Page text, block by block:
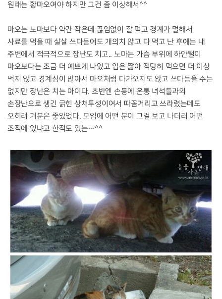
원래는 황마오여야 하지만 그건 좀 이상해서^^
마오는 노마보다 약간 작은데 끊임없이 잘 먹고 경계가 덜해서
사료를 먹을 때 살살 쓰다듬어도 개의치 않고 다 먹고 난 후에는 내
주변에서 적극적으로 장난도 치고.. 노마는 가슴 부위에 하얀털이
마오보다는 조금 더 예쁘게 나있고 입은 짧아 적당히 먹으면 더 이상
먹지 않고 경계심이 많아서 마오처럼 다가오지도 않고 쓰다듬을 수는
없지만 장난은 치는 아이다. 초반엔 손등에 온통 녀석들과의
손장난으로 생긴 긁힌 상처투성이여서 따꼼거리고 쓰라렸는데도
오히려 기분은 좋았었다. 모임에 어떤 분이 그걸 보고 나더러 어떤
조직에 있냐고 한적도 있는…^^